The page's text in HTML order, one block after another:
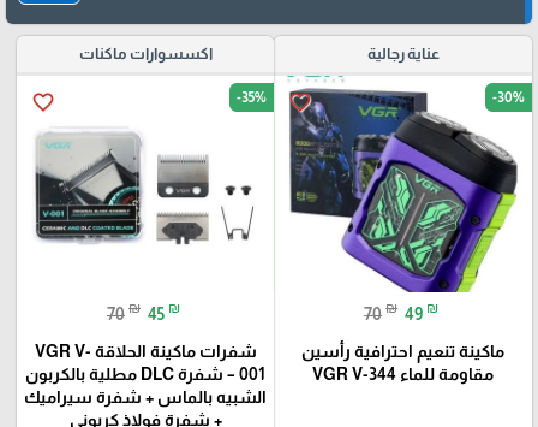
عناية رجالية
favorite_border -30%
70 ₪ 49 ₪
ماكينة تنعيم احترافية رأسين
مقاومة للماء VGR V-344
اكسسوارات ماكنات
favorite_border -35%
70 ₪ 45 ₪
شفرات ماكينة الحلاقة VGR V-
001 – شفرة DLC مطلية بالكربون
الشبيه بالماس + شفرة سيراميك
+ شفرة فولاذ كربوني